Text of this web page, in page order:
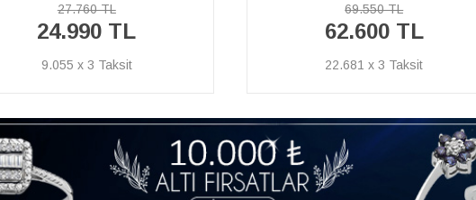
69.550 TL
62.600 TL
22.681 x 3
59.510 TL
53.560 TL
19.406 x 3